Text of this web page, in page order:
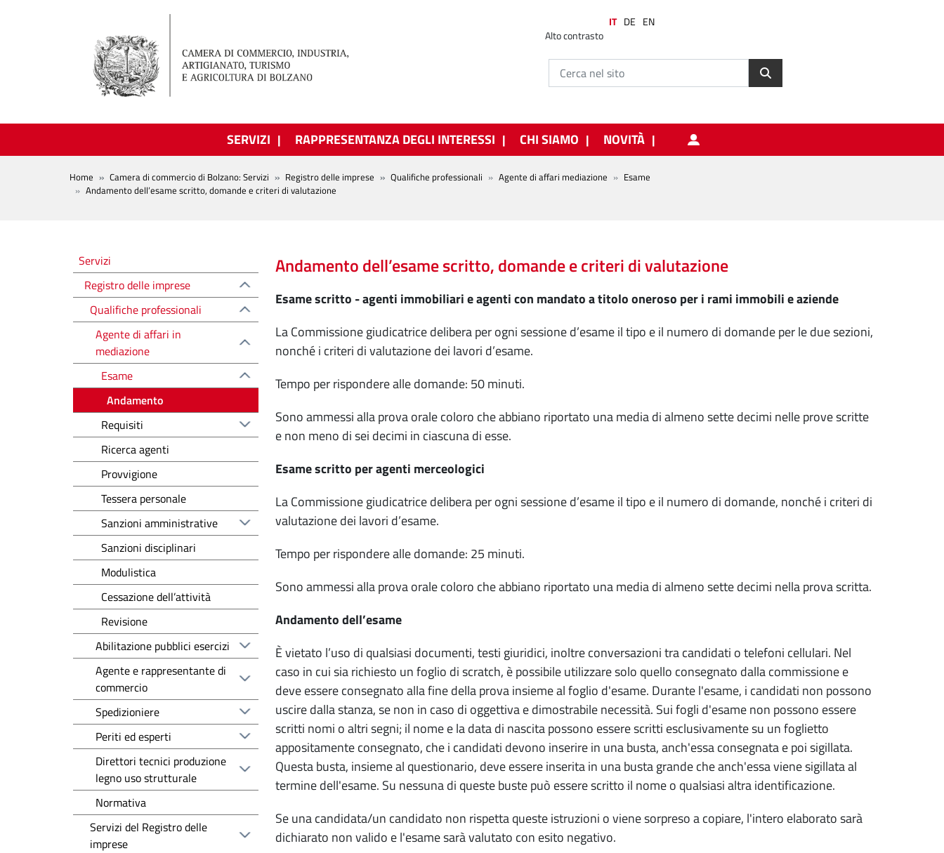
Alto contrasto
IT DE EN
SERVIZI RAPPRESENTANZA DEGLI INTERESSI CHI SIAMO NOVITÀ
BREADCRUMB
Home Camera di commercio di Bolzano: Servizi Registro delle imprese Qualifiche professionali Agente di affari mediazione
Esame
Andamento dell’esame scritto, domande e criteri di valutazione
Andamento dell’esame scritto, domande e criteri di valutazione
Esame scritto - agenti immobiliari e agenti con mandato a titolo oneroso per i rami immobili e aziende
La Commissione giudicatrice delibera per ogni sessione d’esame il tipo e il numero di domande per le due sezioni,
nonché i criteri di valutazione dei lavori d’esame.
Tempo per rispondere alle domande: 50 minuti.
Sono ammessi alla prova orale coloro che abbiano riportato una media di almeno sette decimi nelle prove scritte
e non meno di sei decimi in ciascuna di esse.
Esame scritto per agenti merceologici
La Commissione giudicatrice delibera per ogni sessione d’esame il tipo e il numero di domande, nonché i criteri di
valutazione dei lavori d’esame.
Tempo per rispondere alle domande: 25 minuti.
Sono ammessi alla prova orale coloro che abbiano riportato una media di almeno sette decimi nella prova scritta.
Andamento dell’esame
È vietato l’uso di qualsiasi documenti, testi giuridici, inoltre conversazioni tra candidati o telefoni cellulari. Nel
caso in cui sia richiesto un foglio di scratch, è possibile utilizzare solo quello consegnato dalla commissione e
deve essere consegnato alla fine della prova insieme al foglio d'esame. Durante l'esame, i candidati non possono
uscire dalla stanza, se non in caso di oggettiva e dimostrabile necessità. Sui fogli d'esame non possono essere
scritti nomi o altri segni; il nome e la data di nascita possono essere scritti esclusivamente su un foglietto
appositamente consegnato, che i candidati devono inserire in una busta, anch'essa consegnata e poi sigillata.
Questa busta, insieme al questionario, deve essere inserita in una busta grande che anch'essa viene sigillata al
termine dell'esame. Su nessuna di queste buste può essere scritto il nome o qualsiasi altra identificazione.
Se una candidata/un candidato non rispetta queste istruzioni o viene sorpreso a copiare, l'intero elaborato sarà
dichiarato non valido e l'esame sarà valutato con esito negativo.
Registro delle imprese
Servizi
Registro delle imprese
Qualifiche professionali
Agente di affari in
mediazione
Esame
Andamento
Requisiti
Ricerca agenti
Provvigione
Tessera personale
Sanzioni amministrative
Sanzioni disciplinari
Modulistica
Cessazione dell’attività
Revisione
Abilitazione pubblici esercizi
Agente e rappresentante di
commercio
Spedizioniere
Periti ed esperti
Direttori tecnici produzione
legno uso strutturale
Normativa
Servizi del Registro delle
imprese